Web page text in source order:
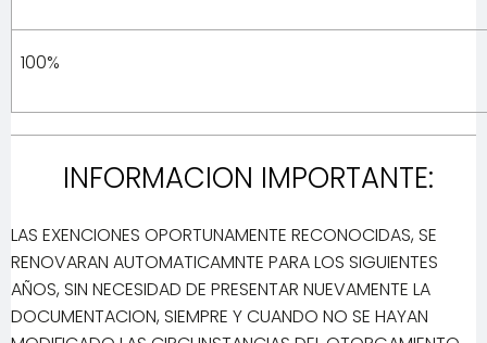
100%
INFORMACION IMPORTANTE:
LAS EXENCIONES OPORTUNAMENTE RECONOCIDAS, SE
RENOVARAN AUTOMATICAMNTE PARA LOS SIGUIENTES
AÑOS, SIN NECESIDAD DE PRESENTAR NUEVAMENTE LA
DOCUMENTACION, SIEMPRE Y CUANDO NO SE HAYAN